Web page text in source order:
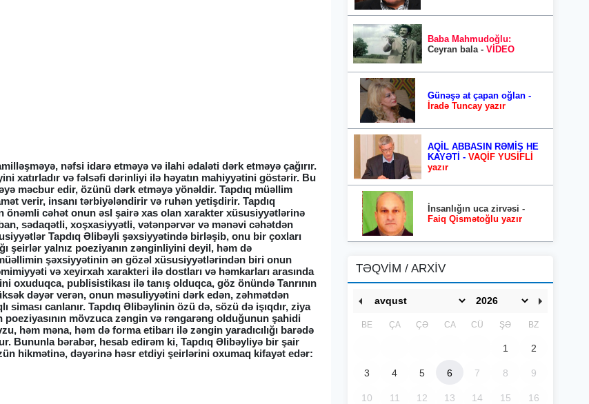
nəfsi idarə etməyə və ilahi ədaləti dərk etməyə çağırır.
xatırladır və fəlsəfi dərinliyi ilə həyatın mahiyyətini göstərir. Bu
məcbur edir, özünü dərk etməyə yönəldir. Tapdıq müəllim
verir, insanı tərbiyələndirir və ruhən yetişdirir. Tapdıq
önəmli cəhət onun əsl şairə xas olan xarakter xüsusiyyətlərinə
sədaqətli, xoşxasiyyətli, vətənpərvər və mənəvi cəhətdən
Tapdıq Əlibəyli şəxsiyyətində birləşib, onu bir çoxları
şeirlər yalnız poeziyanın zənginliyini deyil, həm də
şəxsiyyətinin ən gözəl xüsusiyyətlərindən biri onun
və xeyirxah xarakteri ilə dostları və həmkarları arasında
oxuduqca, publisistikası ilə tanış olduqca, göz önündə Tanrının
dəyər verən, onun məsuliyyətini dərk edən, zəhmətdən
siması canlanır. Tapdıq Əlibəylinin özü də, sözü də işıqdır, ziya
poeziyasının mövzuca zəngin və rəngarəng olduğunun şahidi
həm məna, həm də forma etibarı ilə zəngin yaradıcılığı barədə
Bununla bərabər, hesab edirəm ki, Tapdıq Əlibəyliyə bir şair
hikmətinə, dəyərinə həsr etdiyi şeirlərini oxumaq kifayət edər:
Baba Mahmudoğlu:
Ceyran bala - VİDEO
Günəşə at çapan oğlan -
İradə Tuncay yazır
AQİL ABBASIN RƏMİŞ HE
KAYƏTİ - VAQİF YUSİFLİ
yazır
İnsanlığın uca zirvəsi -
Faiq Qismətoğlu yazır
TƏQVİM / ARXİV
BE ÇA ÇƏ CA CÜ ŞƏ BZ
1 2
3 4 5 6 7 8 9
10 11 12 13 14 15 16